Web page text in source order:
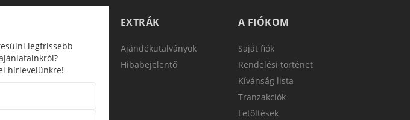
legfrissebb
hírlevelünkre!
EXTRÁK
Ajándékutalványok
Hibabejelentő
A FIÓKOM
Saját fiók
Rendelési történet
Kívánság lista
Tranzakciók
Letöltések